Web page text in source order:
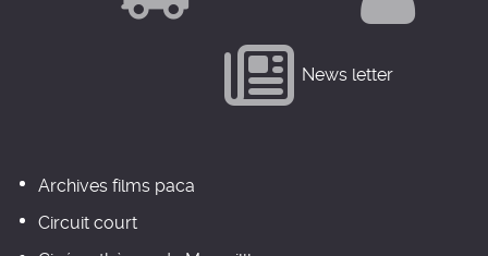
News letter
Archives films paca
Circuit court